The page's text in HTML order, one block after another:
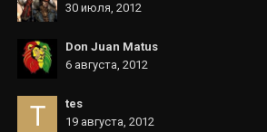
30 июля, 2012
Don Juan Matus
6 августа, 2012
tes
19 августа, 2012